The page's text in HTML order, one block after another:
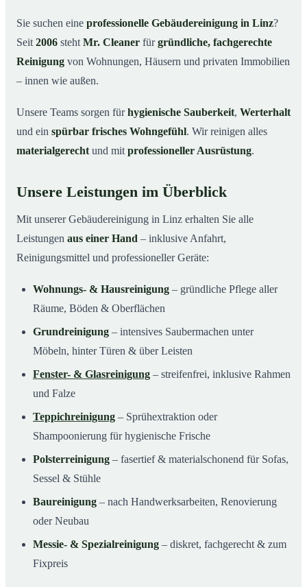
04So läuft die Gebäudereinigung ab
Typische Anlässe für eine Gebäudereinigung
Gebäudereinigung in Linz – Profis im Einsatz
Sie suchen eine professionelle Gebäudereinigung in Linz?
Seit 2006 steht Mr. Cleaner fürgründliche, fachgerechte
Reinigung von Wohnungen, Häusern und privaten Immobilien
– innen wie außen.
Unsere Teams sorgen fürhygienische Sauberkeit, Werterhalt
und ein spürbar frisches Wohngefühl. Wir reinigen alles
materialgerecht und mit professioneller Ausrüstung.
Unsere Leistungen im Überblick
Mit unserer Gebäudereinigung in Linz erhalten Sie alle
Leistungen aus einer Hand – inklusive Anfahrt,
Reinigungsmittel und professioneller Geräte:
Wohnungs- & Hausreinigung – gründliche Pflege aller
Räume, Böden & Oberflächen
Grundreinigung – intensives Saubermachen unter
Möbeln, hinter Türen & über Leisten
Fenster- & Glasreinigung – streifenfrei, inklusive Rahmen
und Falze
Teppichreinigung – Sprühextraktion oder
Shampoonierung für hygienische Frische
Polsterreinigung – fasertief & materialschonend für Sofas,
Sessel & Stühle
Baureinigung – nach Handwerksarbeiten, Renovierung
oder Neubau
Messie- & Spezialreinigung – diskret, fachgerecht & zum
Fixpreis